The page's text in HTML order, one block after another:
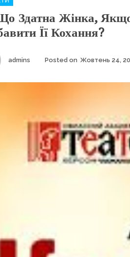
Здатна Жінка,
Її Кохання?
Author
admins Posted on Жовтень 24,